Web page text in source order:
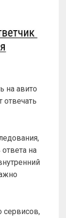
на авито
отвечать
на
сервисов,